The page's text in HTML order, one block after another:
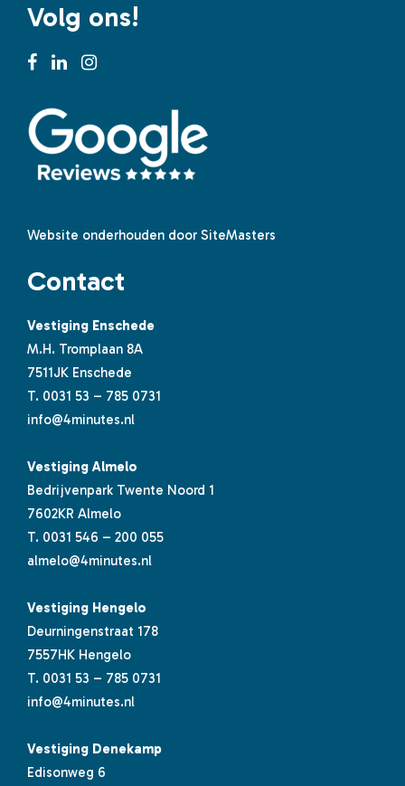
Volg ons!
Website onderhouden door SiteMasters
Contact
Vestiging Enschede
M.H. Tromplaan 8A
7511JK Enschede
T. 0031 53 – 785 0731
info@4minutes.nl
Vestiging Almelo
Bedrijvenpark Twente Noord 1
7602KR Almelo
T. 0031 546 – 200 055
almelo@4minutes.nl
Vestiging Hengelo
Deurningenstraat 178
7557HK Hengelo
T. 0031 53 – 785 0731
info@4minutes.nl
Vestiging Denekamp
Edisonweg 6